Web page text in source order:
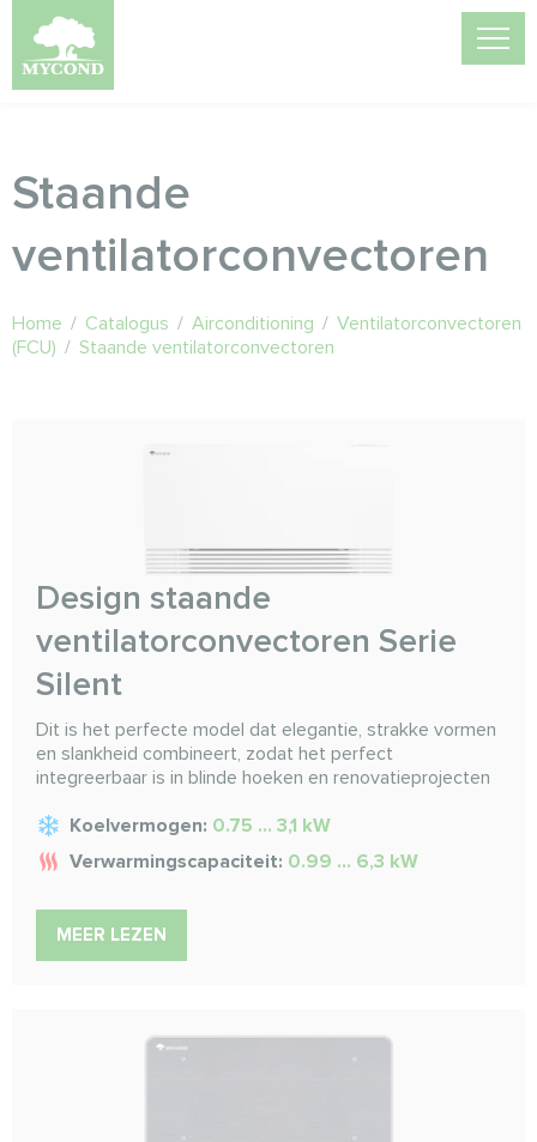
Staande
ventilatorconvectoren
Home / Catalogus / Airconditioning / Ventilatorconvectoren
(FCU) / Staande ventilatorconvectoren
Design staande
ventilatorconvectoren Serie
Silent
Dit is het perfecte model dat elegantie, strakke vormen
en slankheid combineert, zodat het perfect
integreerbaar is in blinde hoeken en renovatieprojecten
Koelvermogen: 0.75 ... 3,1 kW
Verwarmingscapaciteit: 0.99 ... 6,3 kW
MEER LEZEN